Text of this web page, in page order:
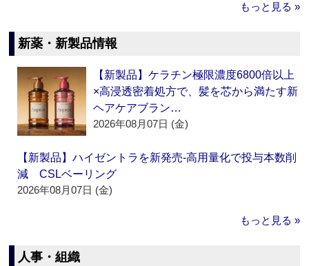
もっと見る »
新薬・新製品情報
【新製品】ケラチン極限濃度6800倍以上
×高浸透密着処方で、髪を芯から満たす新
ヘアケアブラン…
2026年08月07日 (金)
【新製品】ハイゼントラを新発売‐高用量化で投与本数削
減 CSLベーリング
2026年08月07日 (金)
もっと見る »
人事・組織